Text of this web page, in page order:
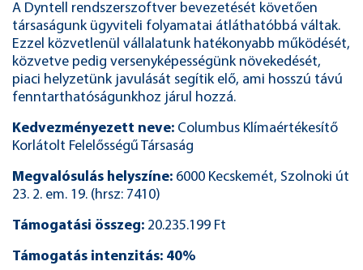
A Dyntell rendszerszoftver bevezetését követően
társaságunk ügyviteli folyamatai átláthatóbbá váltak.
Ezzel közvetlenül vállalatunk hatékonyabb működését,
közvetve pedig versenyképességünk növekedését,
piaci helyzetünk javulását segítik elő, ami hosszú távú
fenntarthatóságunkhoz járul hozzá.
Kedvezményezett neve: Columbus Klímaértékesítő
Korlátolt Felelősségű Társaság
Megvalósulás helyszíne: 6000 Kecskemét, Szolnoki út
23. 2. em. 19. (hrsz: 7410)
Támogatási összeg: 20.235.199 Ft
Támogatás intenzitás: 40%